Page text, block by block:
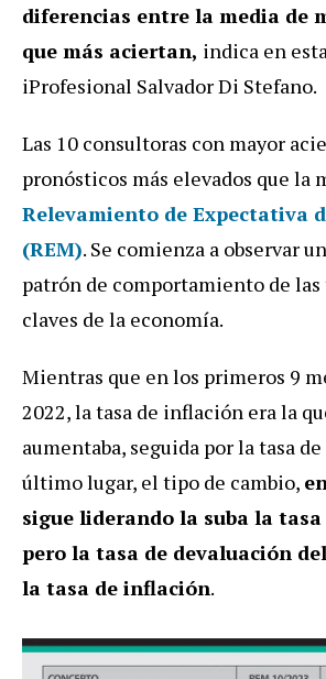
diferencias entre la media de
que más aciertan, indica en
iProfesional Salvador Di Stefano.
Las 10 consultoras con mayor
pronósticos más elevados que la
Relevamiento de Expectativa
(REM). Se comienza a observar
patrón de comportamiento de las
claves de la economía.
Mientras que en los primeros 9
2022, la tasa de inflación era la
aumentaba, seguida por la tasa
último lugar, el tipo de cambio,
sigue liderando la suba la
pero la tasa de devaluación
la tasa de inflación.